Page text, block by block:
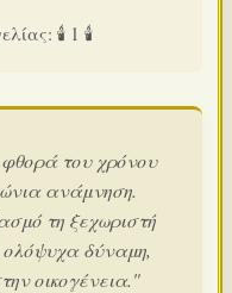
🕯️ 1 🕯️
του χρόνου
ανάμνηση.
τη ξεχωριστή
δύναμη,
οικογένεια."